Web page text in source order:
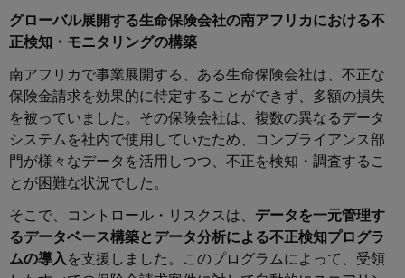
グローバル展開する生命保険会社の南アフリカにおける不
正検知・モニタリングの構築
南アフリカで事業展開する、ある生命保険会社は、不正な
保険金請求を効果的に特定することができず、多額の損失
を被っていました。その保険会社は、複数の異なるデータ
システムを社内で使用していたため、コンプライアンス部
門が様々なデータを活用しつつ、不正を検知・調査するこ
とが困難な状況でした。
そこで、コントロール・リスクスは、 データを一元管理す
るデータベース構築とデータ分析による不正検知プログラ
ムの導入を支援しました。このプログラムによって、受領